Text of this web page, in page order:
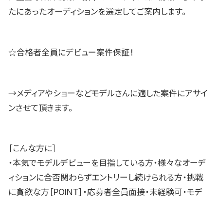
たにあったオーディションを選定してご案内します。
☆合格者全員にデビュー案件保証！
→メディアやショーなどモデルさんに適した案件にアサイ
ンさせて頂きます。
［こんな方に］
・本気でモデルデビューを目指している方・様々なオーデ
ィションに合否関わらずエントリーし続けられる方・挑戦
に貪欲な方［POINT］・応募者全員面接・未経験可・モデ